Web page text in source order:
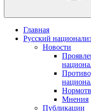
Главная
Русский
Новости
Мнения
Публикации